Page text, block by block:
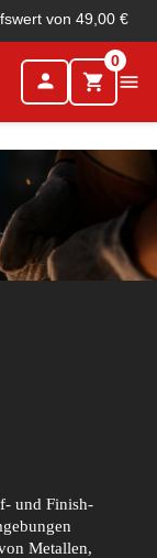
von 49,00 €
person shopping_cart
0

und Finish-
Metallen,